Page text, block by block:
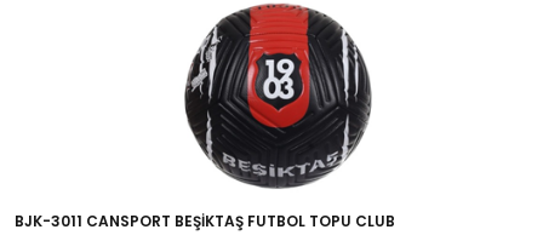
BJK-3011 CANSPORT BEŞİKTAŞ FUTBOL TOPU CLUB